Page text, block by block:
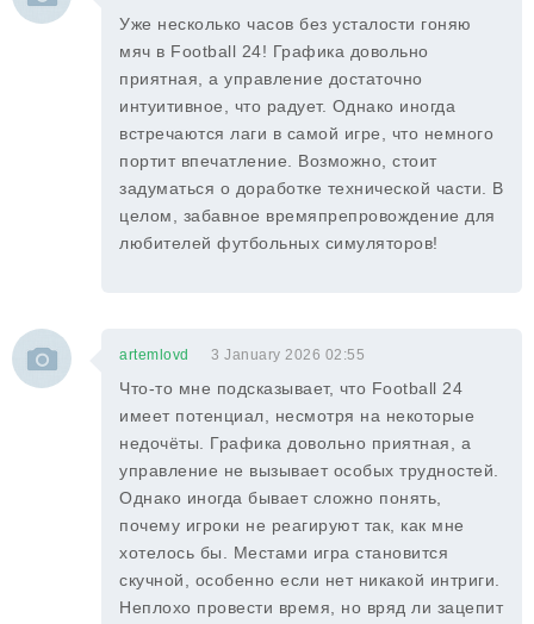
Уже несколько часов без усталости гоняю
мяч в Football 24! Графика довольно
приятная, а управление достаточно
интуитивное, что радует. Однако иногда
встречаются лаги в самой игре, что немного
портит впечатление. Возможно, стоит
задуматься о доработке технической части. В
целом, забавное времяпрепровождение для
любителей футбольных симуляторов!
artemlovd 3 January 2026 02:55
Что-то мне подсказывает, что Football 24
имеет потенциал, несмотря на некоторые
недочёты. Графика довольно приятная, а
управление не вызывает особых трудностей.
Однако иногда бывает сложно понять,
почему игроки не реагируют так, как мне
хотелось бы. Местами игра становится
скучной, особенно если нет никакой интриги.
Неплохо провести время, но вряд ли зацепит